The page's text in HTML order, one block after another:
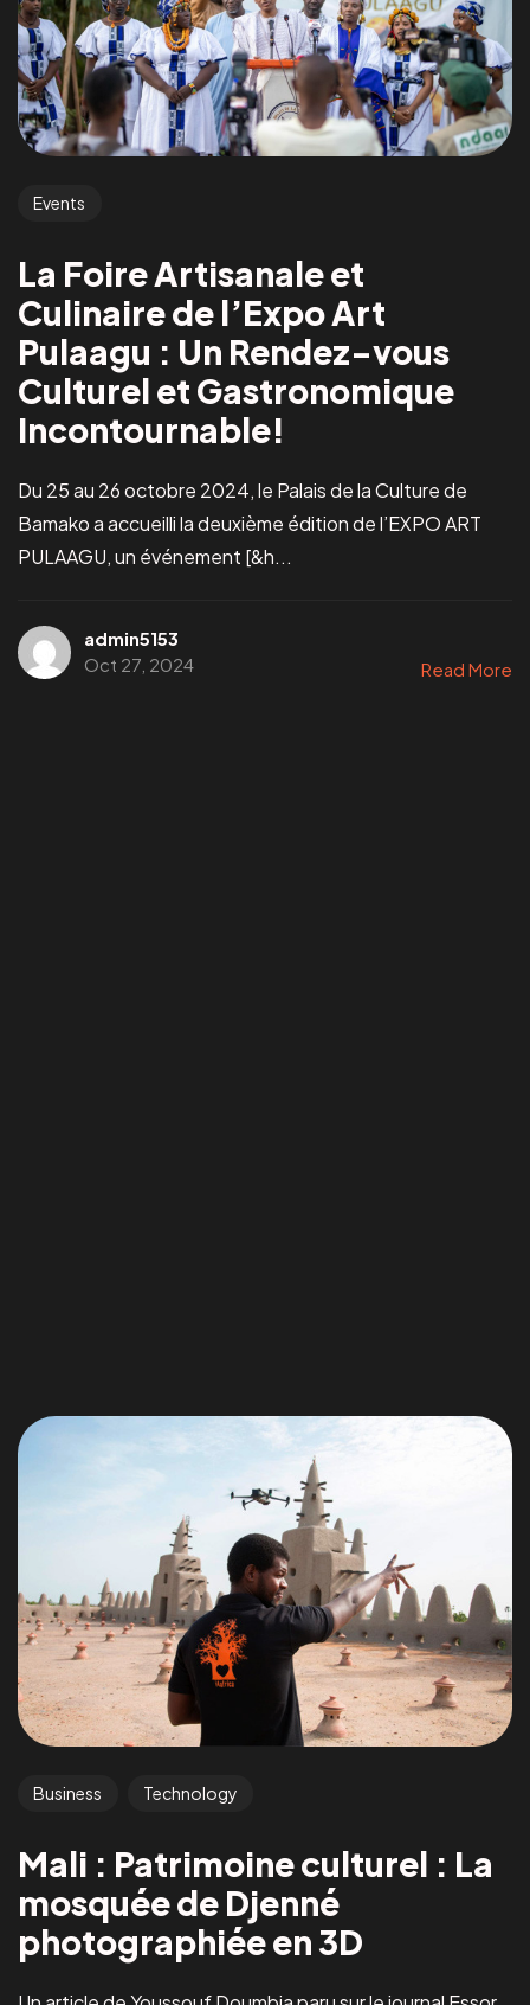
Events
La Foire Artisanale et
Culinaire de l’Expo Art
Pulaagu : Un Rendez-vous
Culturel et Gastronomique
Incontournable!
Du 25 au 26 octobre 2024, le Palais de la Culture de
Bamako a accueilli la deuxième édition de l’EXPO ART
PULAAGU, un événement [&h...
admin5153
Oct 27, 2024
Read More
Business Technology
Mali : Patrimoine culturel : La
mosquée de Djenné
photographiée en 3D